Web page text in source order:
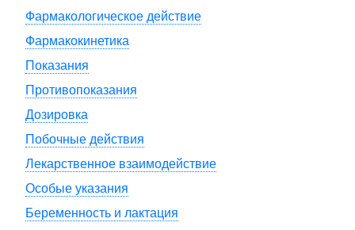
Фармакологическое действие
Фармакокинетика
Показания
Противопоказания
Дозировка
Побочные действия
Лекарственное взаимодействие
Особые указания
Беременность и лактация